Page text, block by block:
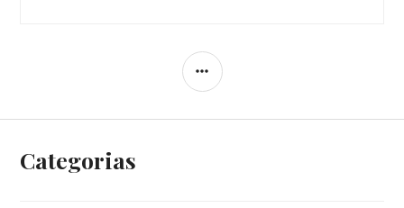
SIDEBAR
Categorias